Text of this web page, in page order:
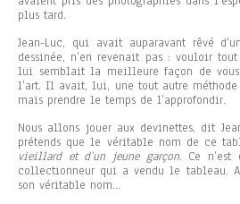
plus tard.
Jean-Luc, qui avait auparavant rêvé
dessinée, n’en revenait pas : vouloir
lui semblait la meilleure façon de vous
l’art. Il avait, lui, une tout autre
mais prendre le temps de l’approfondir.
Nous allons jouer aux devinettes, dit
prétends que le véritable nom de ce
vieillard et d’un jeune garçon. Ce
collectionneur qui a vendu le tableau.
son véritable nom…